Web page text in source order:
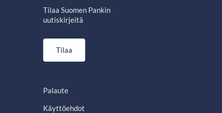
Tilaa Suomen Pankin
uutiskirjeitä
Tilaa
Palaute
Käyttöehdot